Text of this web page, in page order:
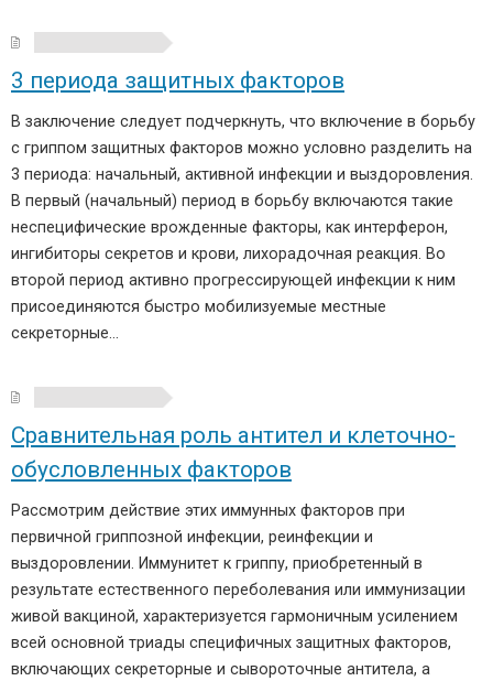
3 периода защитных факторов
В заключение следует подчеркнуть, что включение в борьбу
с гриппом защитных факторов можно условно разделить на
3 периода: начальный, активной инфекции и выздоровления.
В первый (начальный) период в борьбу включаются такие
неспецифические врожденные факторы, как интерферон,
ингибиторы секретов и крови, лихорадочная реакция. Во
второй период активно прогрессирующей инфекции к ним
присоединяются быстро мобилизуемые местные
секреторные…
Сравнительная роль антител и клеточно-
обусловленных факторов
Рассмотрим действие этих иммунных факторов при
первичной гриппозной инфекции, реинфекции и
выздоровлении. Иммунитет к гриппу, приобретенный в
результате естественного переболевания или иммунизации
живой вакциной, характеризуется гармоничным усилением
всей основной триады специфичных защитных факторов,
включающих секреторные и сывороточные антитела, а